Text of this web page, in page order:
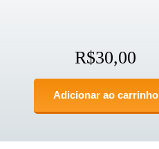
R$30,00
Adicionar ao carrinho